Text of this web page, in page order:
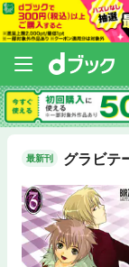
最新刊 グラビテ